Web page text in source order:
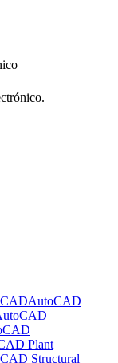
AutoCAD
Plant
Structural